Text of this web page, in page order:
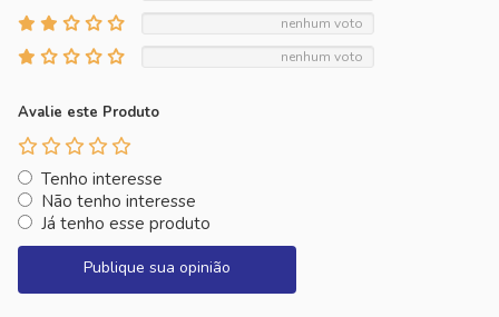
nenhum voto
nenhum voto
Avalie este Produto
Tenho interesse
Não tenho interesse
Já tenho esse produto
Publique sua opinião